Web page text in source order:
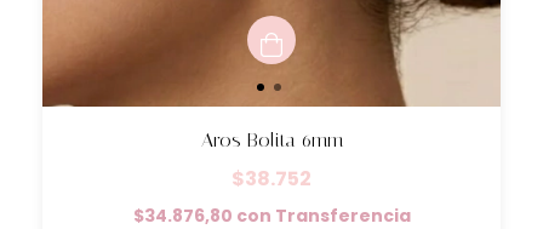
Aros Bolita 6mm
$38.752
$34.876,80 con Transferencia